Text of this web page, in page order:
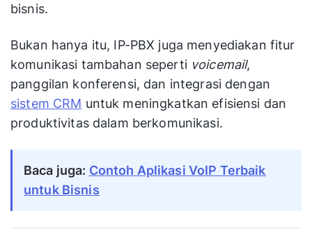
bisnis.
Bukan hanya itu, IP-PBX juga menyediakan fitur
komunikasi tambahan seperti voicemail,
panggilan konferensi, dan integrasi dengan
sistem CRM untuk meningkatkan efisiensi dan
produktivitas dalam berkomunikasi.
Baca juga: Contoh Aplikasi VoIP Terbaik
untuk Bisnis